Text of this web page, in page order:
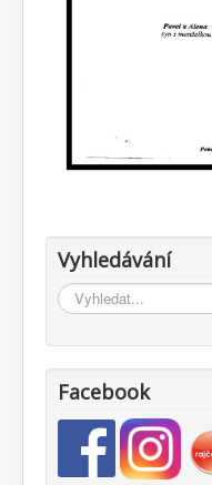
Vyhledávání
Vyhledávání...
Facebook